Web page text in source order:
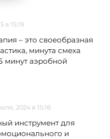
в 15:19
– это своеобразная
минута смеха
минут аэробной
2024 в 15:18
инструмент для
и